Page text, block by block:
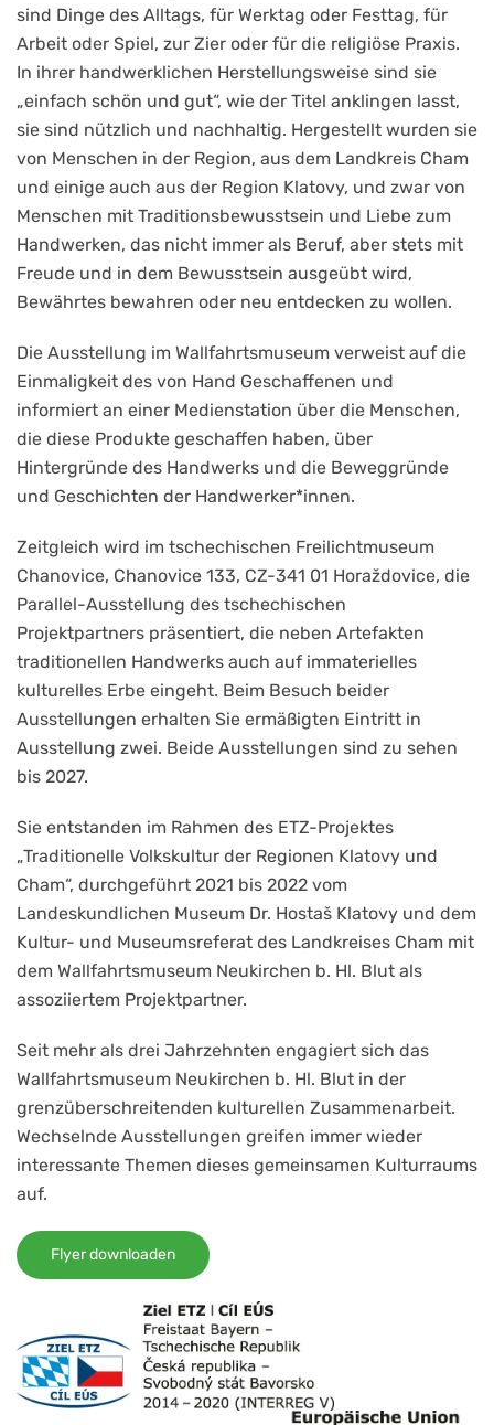
sind Dinge des Alltags, für Werktag oder Festtag, für
Arbeit oder Spiel, zur Zier oder für die religiöse Praxis.
In ihrer handwerklichen Herstellungsweise sind sie
„einfach schön und gut“, wie der Titel anklingen lasst,
sie sind nützlich und nachhaltig. Hergestellt wurden sie
von Menschen in der Region, aus dem Landkreis Cham
und einige auch aus der Region Klatovy, und zwar von
Menschen mit Traditionsbewusstsein und Liebe zum
Handwerken, das nicht immer als Beruf, aber stets mit
Freude und in dem Bewusstsein ausgeübt wird,
Bewährtes bewahren oder neu entdecken zu wollen.
Die Ausstellung im Wallfahrtsmuseum verweist auf die
Einmaligkeit des von Hand Geschaffenen und
informiert an einer Medienstation über die Menschen,
die diese Produkte geschaffen haben, über
Hintergründe des Handwerks und die Beweggründe
und Geschichten der Handwerker*innen.
Zeitgleich wird im tschechischen Freilichtmuseum
Chanovice, Chanovice 133, CZ-341 01 Horaždovice, die
Parallel-Ausstellung des tschechischen
Projektpartners präsentiert, die neben Artefakten
traditionellen Handwerks auch auf immaterielles
kulturelles Erbe eingeht. Beim Besuch beider
Ausstellungen erhalten Sie ermäßigten Eintritt in
Ausstellung zwei. Beide Ausstellungen sind zu sehen
bis 2027.
Sie entstanden im Rahmen des ETZ-Projektes
„Traditionelle Volkskultur der Regionen Klatovy und
Cham“, durchgeführt 2021 bis 2022 vom
Landeskundlichen Museum Dr. Hostaš Klatovy und dem
Kultur- und Museumsreferat des Landkreises Cham mit
dem Wallfahrtsmuseum Neukirchen b. Hl. Blut als
assoziiertem Projektpartner.
Seit mehr als drei Jahrzehnten engagiert sich das
Wallfahrtsmuseum Neukirchen b. Hl. Blut in der
grenzüberschreitenden kulturellen Zusammenarbeit.
Wechselnde Ausstellungen greifen immer wieder
interessante Themen dieses gemeinsamen Kulturraums
auf.
Flyer downloaden